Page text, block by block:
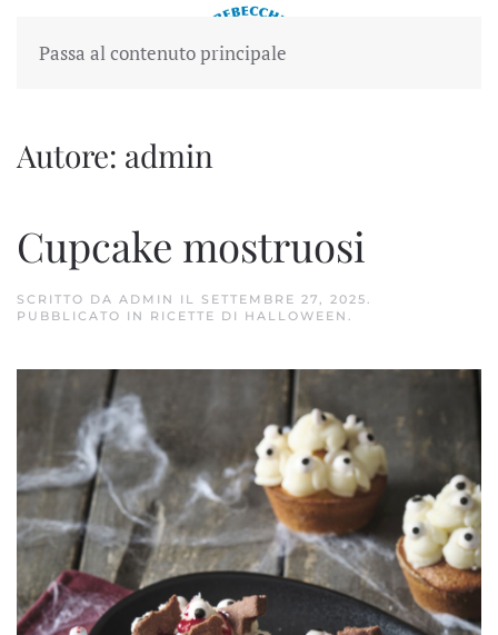
Passa al contenuto principale
Autore: admin
Cupcake mostruosi
SCRITTO DA ADMIN IL SETTEMBRE 27, 2025.
PUBBLICATO IN RICETTE DI HALLOWEEN .